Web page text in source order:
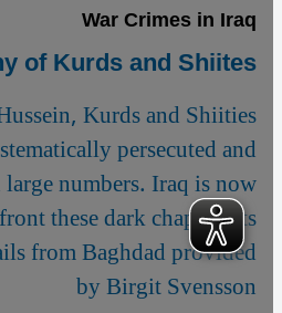
War Crimes in Iraq
of Kurds and Shiites
Kurds and Shiities
persecuted and
numbers. Iraq is now
these dark chapters its
from Baghdad provided
by Birgit Svensson